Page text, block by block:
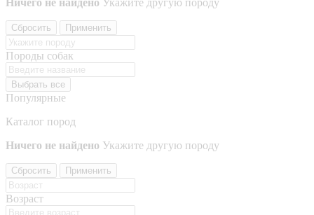
Ничего не найдено Укажите другую породу
Сбросить Применить
Породы собак
Выбрать все
Популярные
Каталог пород
Ничего не найдено Укажите другую породу
Сбросить Применить
Возраст